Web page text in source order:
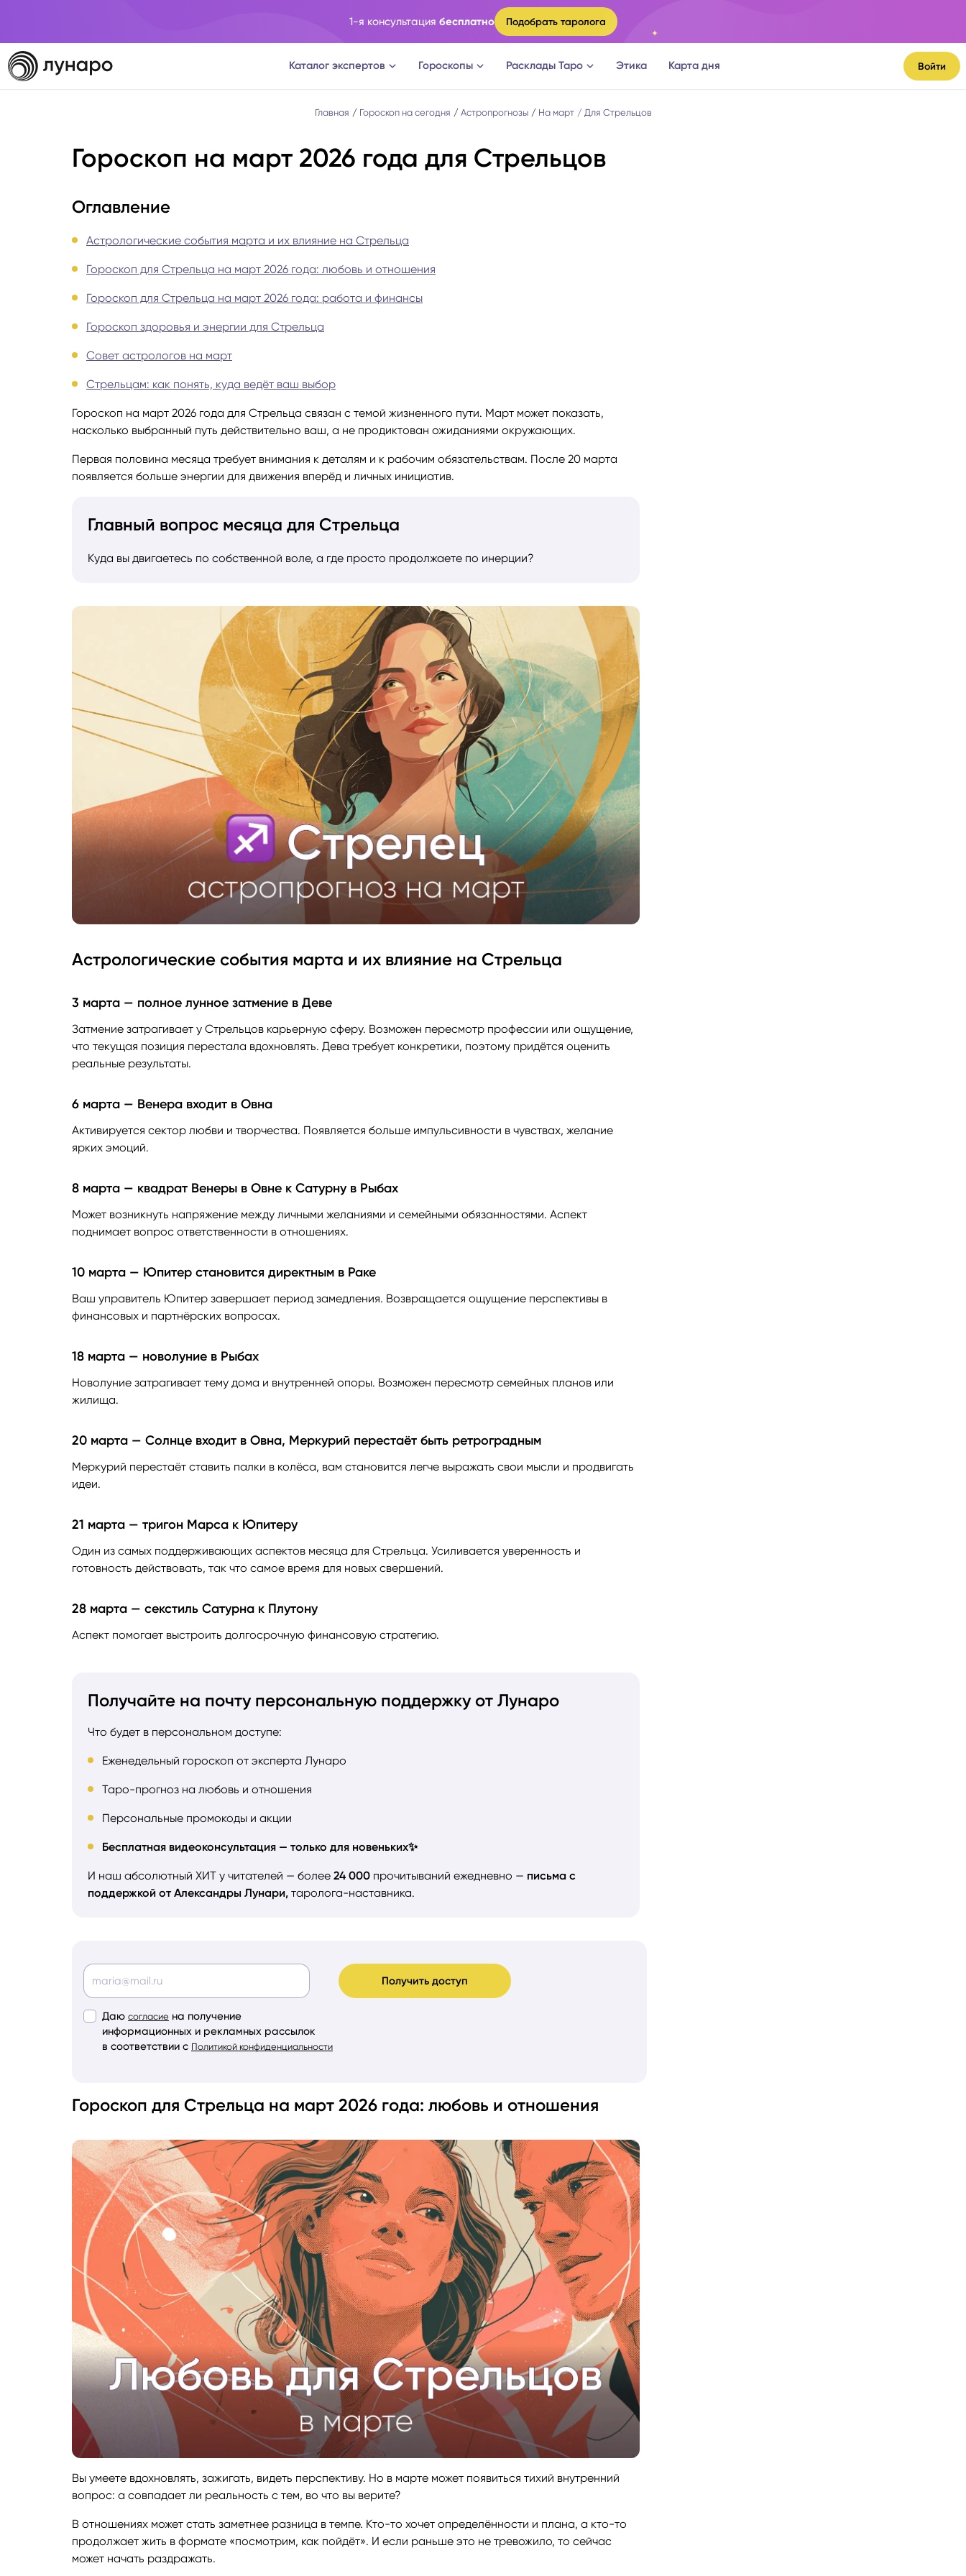
1-я консультация бесплатно Подобрать таролога
Каталог экспертов
Тарологи
Астрологи
Матрица судьбы
Расстановки
Чакрологи
Гороскопы
Овен
Телец
Лев
Стрелец
Козерог
Рыбы
Расклады Таро
Расклад Таро на судьбу
Расклад Таро на измену
Расклад Таро на ситуацию
Расклад Таро на 2025 год
Этика Карта дня Войти
Главная Гороскоп на сегодня Астропрогнозы На март Для Стрельцов
Гороскоп на март 2026 года для Стрельцов
Оглавление
Астрологические события марта и их влияние на Стрельца
Гороскоп для Стрельца на март 2026 года: любовь и отношения
Гороскоп для Стрельца на март 2026 года: работа и финансы
Гороскоп здоровья и энергии для Стрельца
Совет астрологов на март
Стрельцам: как понять, куда ведёт ваш выбор
Гороскоп на март 2026 года для Стрельца связан с темой жизненного пути. Март может показать,
насколько выбранный путь действительно ваш, а не продиктован ожиданиями окружающих.
Первая половина месяца требует внимания к деталям и к рабочим обязательствам. После 20 марта
появляется больше энергии для движения вперёд и личных инициатив.
Главный вопрос месяца для Стрельца
Куда вы двигаетесь по собственной воле, а где просто продолжаете по инерции?
Астрологические события марта и их влияние на Стрельца
3 марта — полное лунное затмение в Деве
Затмение затрагивает у Стрельцов карьерную сферу. Возможен пересмотр профессии или ощущение,
что текущая позиция перестала вдохновлять. Дева требует конкретики, поэтому придётся оценить
реальные результаты.
6 марта — Венера входит в Овна
Активируется сектор любви и творчества. Появляется больше импульсивности в чувствах, желание
ярких эмоций.
8 марта — квадрат Венеры в Овне к Сатурну в Рыбах
Может возникнуть напряжение между личными желаниями и семейными обязанностями. Аспект
поднимает вопрос ответственности в отношениях.
10 марта — Юпитер становится директным в Раке
Ваш управитель Юпитер завершает период замедления. Возвращается ощущение перспективы в
финансовых и партнёрских вопросах.
18 марта — новолуние в Рыбах
Новолуние затрагивает тему дома и внутренней опоры. Возможен пересмотр семейных планов или
жилища.
20 марта — Солнце входит в Овна, Меркурий перестаёт быть ретроградным
Меркурий перестаёт ставить палки в колёса, вам становится легче выражать свои мысли и продвигать
идеи.
21 марта — тригон Марса к Юпитеру
Один из самых поддерживающих аспектов месяца для Стрельца. Усиливается уверенность и
готовность действовать, так что самое время для новых свершений.
28 марта — секстиль Сатурна к Плутону
Аспект помогает выстроить долгосрочную финансовую стратегию.
Получайте на почту персональную поддержку от Лунаро
Что будет в персональном доступе:
Еженедельный гороскоп от эксперта Лунаро
Таро-прогноз на любовь и отношения
Персональные промокоды и акции
Бесплатная видеоконсультация — только для новеньких✨
И наш абсолютный ХИТ у читателей — более 24 000 прочитываний ежедневно — письма с
поддержкой от Александры Лунари, таролога-наставника.
Даю согласие на получение
информационных и рекламных рассылок
в соответствии с Политикой конфиденциальности
Получить доступ
Гороскоп для Стрельца на март 2026 года: любовь и отношения
Вы умеете вдохновлять, зажигать, видеть перспективу. Но в марте может появиться тихий внутренний
вопрос: а совпадает ли реальность с тем, во что вы верите?
В отношениях может стать заметнее разница в темпе. Кто-то хочет определённости и плана, а кто-то
продолжает жить в формате «посмотрим, как пойдёт». И если раньше это не тревожило, то сейчас
может начать раздражать.